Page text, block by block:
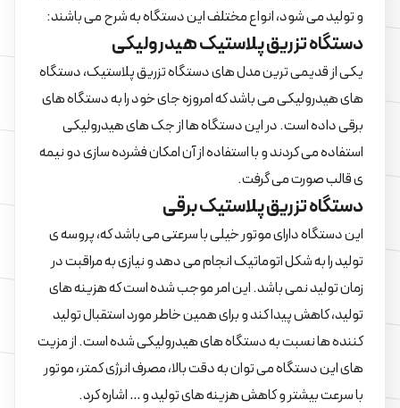
و تولید می شود، انواع مختلف این دستگاه به شرح می باشند:
دستگاه تزریق پلاستیک هیدرولیکی
یکی از قدیمی ترین مدل های دستگاه تزریق پلاستیک، دستگاه
های هیدرولیکی می باشد که امروزه جای خود را به دستگاه های
برقی داده است. در این دستگاه ها از جک های هیدرولیکی
استفاده می کردند و با استفاده از آن امکان فشرده سازی دو نیمه
ی قالب صورت می گرفت.
دستگاه تزریق پلاستیک برقی
این دستگاه دارای موتور خیلی با سرعتی می باشد که، پروسه ی
تولید را به شکل اتوماتیک انجام می دهد و نیازی به مراقبت در
زمان تولید نمی باشد. این امر موجب شده است که هزینه های
تولید، کاهش پیدا کند و برای همین خاطر مورد استقبال تولید
کننده ها نسبت به دستگاه های هیدرولیکی شده است. از مزیت
های این دستگاه می توان به دقت بالا، مصرف انرژی کمتر، موتور
با سرعت بیشتر و کاهش هزینه های تولید و … اشاره کرد.